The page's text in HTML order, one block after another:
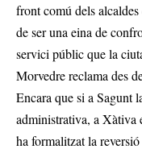
front comú dels
de ser una eina de
servici públic que la
Morvedre reclama des
Encara que si a Sagunt
administrativa, a Xàtiva
ha formalitzat la